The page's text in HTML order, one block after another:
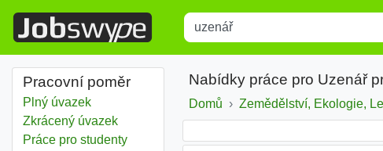
Title
Pracovní poměr
Plný úvazek
Zkrácený úvazek
Práce pro studenty
Nabídky práce pro Uzenář
Domů Zemědělství, Ekologie,